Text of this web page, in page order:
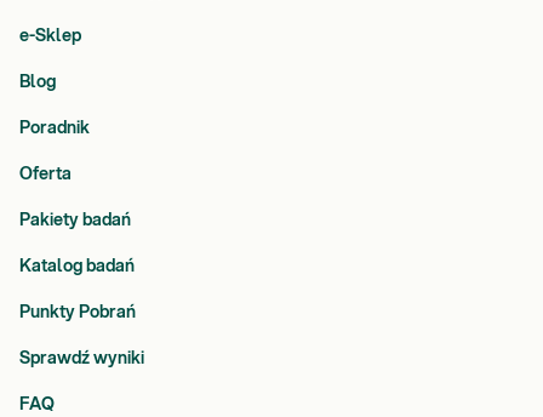
e-Sklep
Blog
Poradnik
Oferta
Pakiety badań
Katalog badań
Punkty Pobrań
Sprawdź wyniki
FAQ